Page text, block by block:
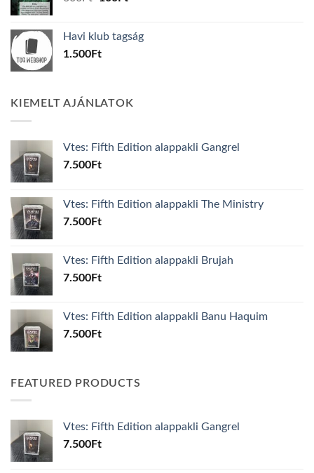
600Ft.100Ft.
Havi klub tagság
1.500Ft
KIEMELT AJÁNLATOK
Vtes: Fifth Edition alappakli Gangrel
7.500Ft
Vtes: Fifth Edition alappakli The Ministry
7.500Ft
Vtes: Fifth Edition alappakli Brujah
7.500Ft
Vtes: Fifth Edition alappakli Banu Haquim
7.500Ft
FEATURED PRODUCTS
Vtes: Fifth Edition alappakli Gangrel
7.500Ft